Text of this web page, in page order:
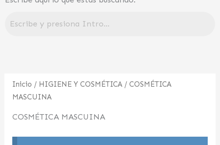
Inicio / HIGIENE Y COSMÉTICA / COSMÉTICA
MASCUINA
COSMÉTICA MASCUINA